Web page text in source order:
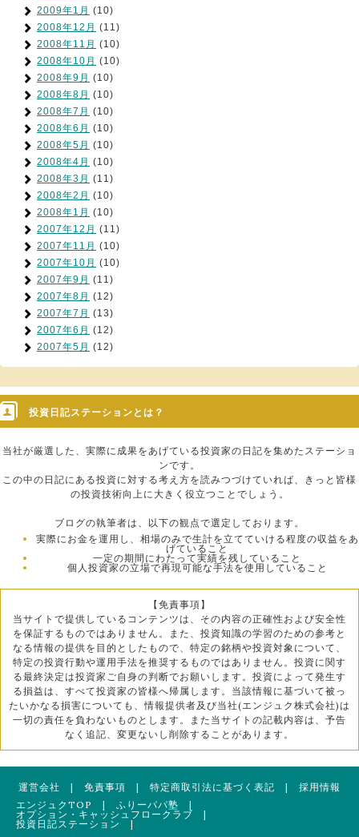
2009年1月 (10)
2008年12月 (11)
2008年11月 (10)
2008年10月 (10)
2008年9月 (10)
2008年8月 (10)
2008年7月 (10)
2008年6月 (10)
2008年5月 (10)
2008年4月 (10)
2008年3月 (11)
2008年2月 (10)
2008年1月 (10)
2007年12月 (11)
2007年11月 (10)
2007年10月 (10)
2007年9月 (11)
2007年8月 (12)
2007年7月 (13)
2007年6月 (12)
2007年5月 (12)
投資日記ステーションとは？
当社が厳選した、実際に成果をあげている投資家の日記を集めたステーショ
ンです。
この中の日記にある投資に対する考え方を読みつづけていれば、きっと皆様
の投資技術向上に大きく役立つことでしょう。
ブログの執筆者は、以下の観点で選定しております。
実際にお金を運用し、相場のみで生計を立てていける程度の収益をあ
げていること
一定の期間にわたって実績を残していること
個人投資家の立場で再現可能な手法を使用していること
【免責事項】
当サイトで提供しているコンテンツは、その内容の正確性および安全性
を保証するものではありません。また、投資知識の学習のための参考と
なる情報の提供を目的としたもので、特定の銘柄や投資対象について、
特定の投資行動や運用手法を推奨するものではありません。投資に関す
る最終決定は投資家ご自身の判断でお願いします。投資によって発生す
る損益は、すべて投資家の皆様へ帰属します。当該情報に基づいて被っ
たいかなる損害についても、情報提供者及び当社(エンジュク株式会社)は
一切の責任を負わないものとします。また当サイトの記載内容は、予告
なく追記、変更ないし削除することがあります。
運営会社 | 免責事項 | 特定商取引法に基づく表記 | 採用情報
エンジュクTOP
| ふりーパパ塾 |
オプション・キャッシュフロークラブ |
投資日記ステーション
|